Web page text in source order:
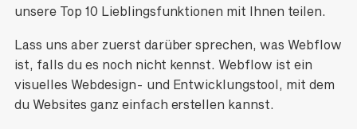
unsere Top 10 Lieblingsfunktionen mit Ihnen teilen.
Lass uns aber zuerst darüber sprechen, was Webflow
ist, falls du es noch nicht kennst. Webflow ist ein
visuelles Webdesign- und Entwicklungstool, mit dem
du Websites ganz einfach erstellen kannst.